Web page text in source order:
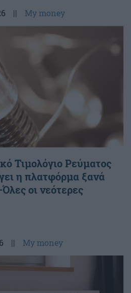
|| My money
Τιμολόγιο Ρεύματος
η πλατφόρμα ξανά
οι νεότερες
|| My money